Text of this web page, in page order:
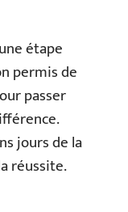
étape
permis de
passer
jours de la
réussite.